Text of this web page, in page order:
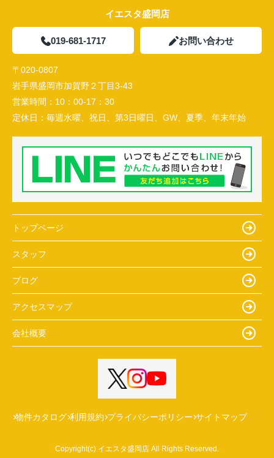
イエスタ盛岡店
019-681-1717 お問い合わせ
〒020-0807
岩手県盛岡市加賀野２丁目3-43
営業時間： 10：00-17：30
定休日： 毎週水曜、祝日、第3日曜日、GW、夏季、年末年始
トップページ
スタッフ
ブログ
アクセスマップ
会社概要
物件カタログ 利用規約 プライバシーポリシー サイトマップ
Copyright(c) イエスタ盛岡店 All Rights Reserved.